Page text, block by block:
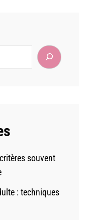
souvent
: techniques